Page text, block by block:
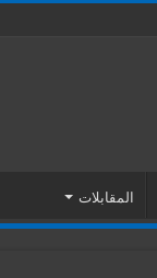
المقابلات